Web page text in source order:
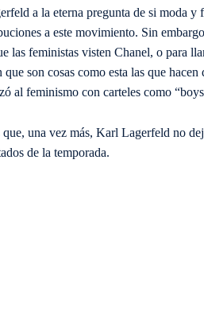
a la eterna pregunta de si moda
a este movimiento. Sin
las feministas visten Chanel, o para
son cosas como esta las que
al feminismo con carteles como
que, una vez más, Karl Lagerfeld no
de la temporada.